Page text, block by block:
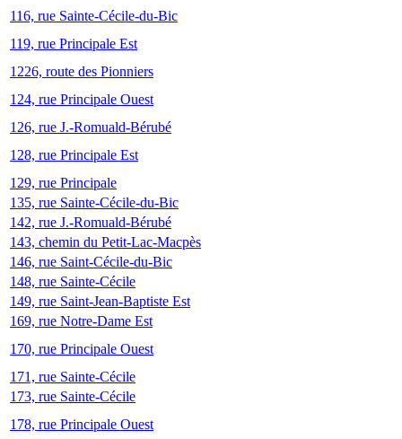
116, rue Sainte-Cécile-du-Bic
119, rue Principale Est
1226, route des Pionniers
124, rue Principale Ouest
126, rue J.-Romuald-Bérubé
128, rue Principale Est
129, rue Principale
135, rue Sainte-Cécile-du-Bic
142, rue J.-Romuald-Bérubé
143, chemin du Petit-Lac-Macpès
146, rue Saint-Cécile-du-Bic
148, rue Sainte-Cécile
149, rue Saint-Jean-Baptiste Est
169, rue Notre-Dame Est
170, rue Principale Ouest
171, rue Sainte-Cécile
173, rue Sainte-Cécile
178, rue Principale Ouest